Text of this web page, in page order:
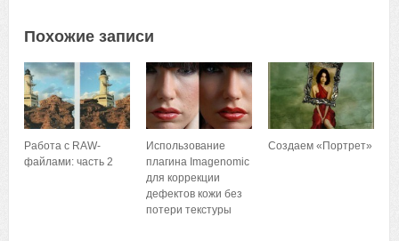
Похожие записи
Работа с RAW-
файлами: часть 2
Использование
плагина Imagenomic
для коррекции
дефектов кожи без
потери текстуры
Создаем «Портрет»